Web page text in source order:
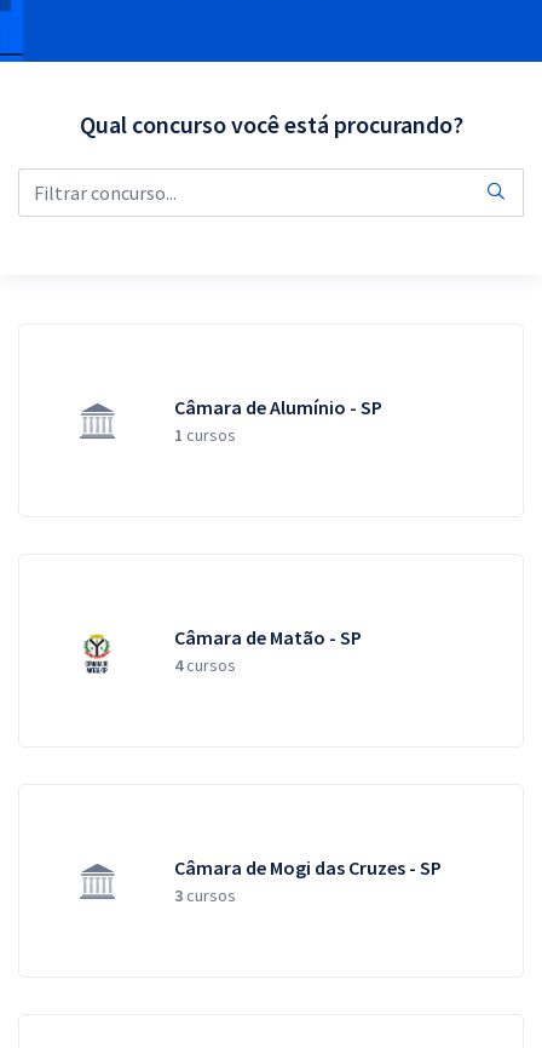
Mentorias
Qual concurso você está procurando?
Câmara de Alumínio - SP
1 cursos
Câmara de Matão - SP
4cursos
Câmara de Mogi das Cruzes - SP
3cursos